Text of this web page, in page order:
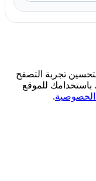
تجربة التصفح
للموقع
.